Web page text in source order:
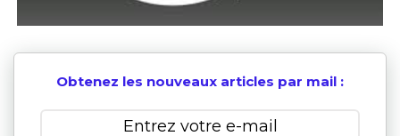
Obtenez les nouveaux articles par mail :